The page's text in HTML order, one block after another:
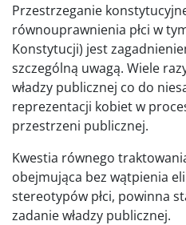
Przestrzeganie
równouprawnienia płci w
Konstytucji) jest
szczególną uwagą. Wiele
władzy publicznej co do
reprezentacji kobiet w
przestrzeni publicznej.
Kwestia równego
obejmująca bez wątpienia
stereotypów płci, powinna
zadanie władzy publicznej.